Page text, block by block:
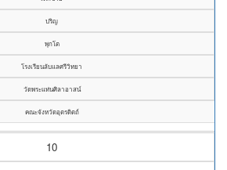
ปริญ
พุกโต
โรงเรียนลับแลศรีวิทยา
วัดพระแท่นศิลาอาสน์
คณะจังหวัดอุตรดิตถ์
10